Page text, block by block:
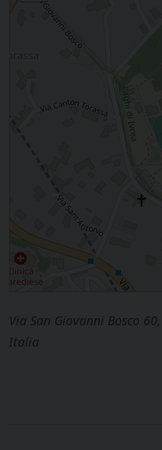
Via San Giovanni Bosco
Italia